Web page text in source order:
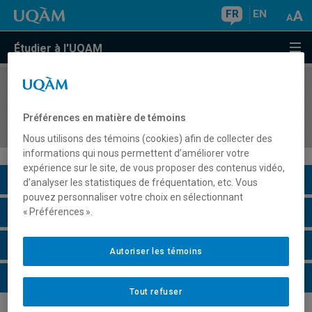
FR EN
Étudier à l'UQAM
COURS//
rémunération directe
Description du cours
Horaire - Été 2026
Horaire - Automne 2026
Horaire - Hiver 2027
Préférences en matière de témoins
Nous utilisons des témoins (cookies) afin de collecter des
informations qui nous permettent d’améliorer votre
expérience sur le site, de vous proposer des contenus vidéo,
d’analyser les statistiques de fréquentation, etc. Vous
pouvez personnaliser votre choix en sélectionnant
« Préférences ».
Tout refuser
Autoriser les témoins